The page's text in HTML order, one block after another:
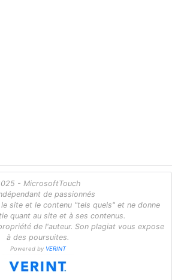
- MicrosoftTouch
de passionnés
site et le contenu "tels quels" et ne donne
quant au site et à ses contenus.
de l'auteur. Son plagiat vous expose
à des poursuites.
Powered by VERINT